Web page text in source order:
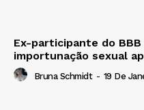
Ex-participante do
importunação sexual
Bruna Schmidt - 19 De